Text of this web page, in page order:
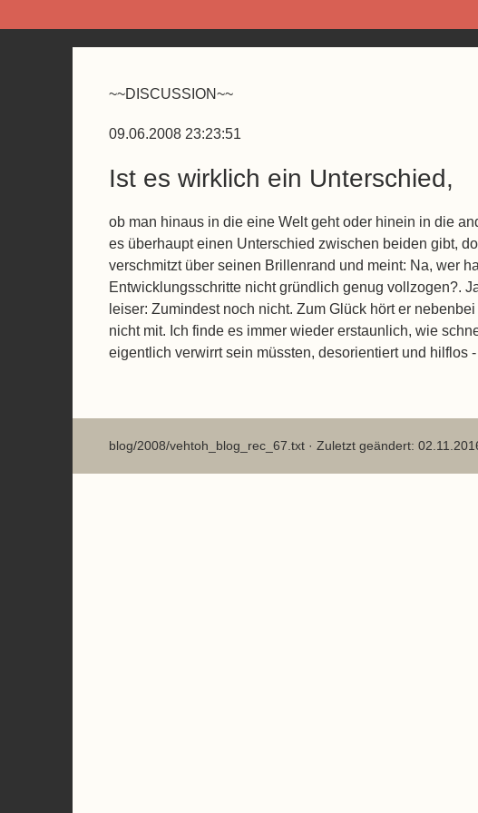
~~DISCUSSION~~
09.06.2008 23:23:51
Ist es wirklich ein Unterschied,
ob man hinaus in die eine Welt geht oder hinein in die
es überhaupt einen Unterschied zwischen beiden gibt,
verschmitzt über seinen Brillenrand und meint: Na, wer
Entwicklungsschritte nicht gründlich genug vollzogen?.
leiser: Zumindest noch nicht. Zum Glück hört er
nicht mit. Ich finde es immer wieder erstaunlich, wie
eigentlich verwirrt sein müssten, desorientiert und hilflos
blog/2008/vehtoh_blog_rec_67.txt · Zuletzt geändert: